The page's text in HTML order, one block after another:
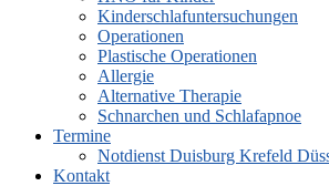
Kinderschlafuntersuchungen
Operationen
Plastische Operationen
Allergie
Alternative Therapie
Schnarchen und Schlafapnoe
Termine
Notdienst Duisburg Krefeld
Kontakt